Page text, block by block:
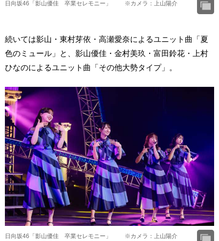
日向坂46「影山優佳 卒業セレモニー」 ※カメラ：上山陽介
続いては影山・東村芽依・高瀬愛奈によるユニット曲「夏
色のミュール」と、影山優佳・金村美玖・富田鈴花・上村
ひなのによるユニット曲「その他大勢タイプ」。
日向坂46「影山優佳 卒業セレモニー」 ※カメラ：上山陽介